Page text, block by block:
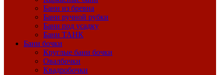
Бани из бревна
Бани ручной рубки
Бани под усадку
Бани ТАНК
Бани бочки
Круглые бани бочки
Овалбочки
Квадробочки